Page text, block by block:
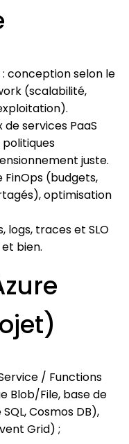
: conception selon le
(scalabilité,
de services PaaS
juste.
FinOps (budgets,
optimisation
logs, traces et SLO
bien.
/ Functions
Blob/File, base de
Cosmos DB),
Grid) ;